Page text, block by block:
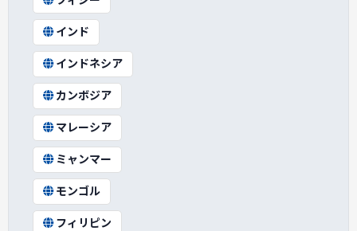
インド
インドネシア
カンボジア
マレーシア
ミャンマー
モンゴル
フィリピン